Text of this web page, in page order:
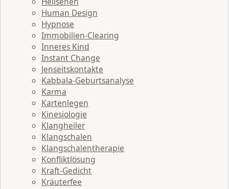
Human Design
Hypnose
Immobilien-Clearing
Inneres Kind
Instant Change
Jenseitskontakte
Kabbala-Geburtsanalyse
Karma
Kartenlegen
Kinesiologie
Klangheiler
Klangschalen
Klangschalentherapie
Konfliktlösung
Kraft-Gedicht
Kräuterfee